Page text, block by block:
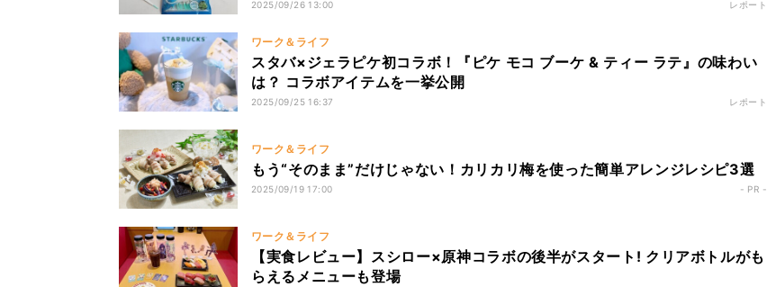
2025/09/26 13:00 レポート
ワーク＆ライフ
スタバ×ジェラピケ初コラボ！『ピケ モコ ブーケ & ティー ラテ』の味わい
は？ コラボアイテムを一挙公開
2025/09/25 16:37 レポート
ワーク＆ライフ
もう“そのまま”だけじゃない！カリカリ梅を使った簡単アレンジレシピ3選
2025/09/19 17:00 - PR -
ワーク＆ライフ
【実食レビュー】スシロー×原神コラボの後半がスタート! クリアボトルがも
らえるメニューも登場